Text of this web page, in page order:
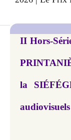
II Hors-
la